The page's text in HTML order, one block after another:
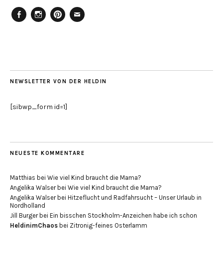
NEWSLETTER VON DER HELDIN
[sibwp_form id=1]
NEUESTE KOMMENTARE
Matthias bei Wie viel Kind braucht die Mama?
Angelika Walserbei Wie viel Kind braucht die Mama?
Angelika Walserbei Hitzeflucht und Radfahrsucht – Unser Urlaub in
Nordholland
Jill Burgerbei Ein bisschen Stockholm-Anzeichen habe ich schon
HeldinimChaos bei Zitronig-feines Osterlamm